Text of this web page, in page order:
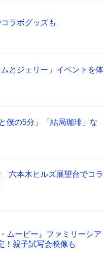
ラボグッズも
とジェリー」イベントを体
僕の5分」「結局珈琲」な
六本木ヒルズ展望台でコラ
ムービー』ファミリーシア
！親子試写会映像も